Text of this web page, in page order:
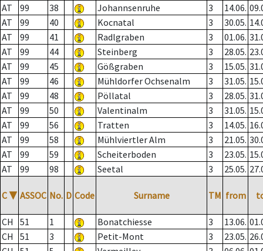
AT
99 38 Johannsenruhe 3 14.06.
AT
99 40 Kocnatal 3 30.05.
AT
99 41 Radlgraben 3 01.06.
AT
99 44 Steinberg 3 28.05.
AT
99 45 Gößgraben 3 15.05.
AT
99 46 Mühldorfer Ochsenalm 3 31.05.
AT
99 48 Pöllatal 3 28.05.
AT
99 50 Valentinalm 3 31.05.
AT
99 56 Tratten 3 14.05.
AT
99 58 Mühlviertler Alm 3 21.05.
AT
99 59 Scheiterboden 3 23.05.
AT
99 98 Seetal 3 25.05.
C ▼ ASSOC No. D Code Surname TM from
CH 51 1 Bonatchiesse 3 13.06.
CH
51 3 Petit-Mont 3 23.05.